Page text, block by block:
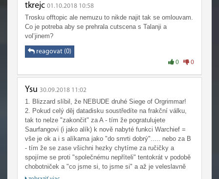
tkrejc 01.10.2018 10:58
Trosku offtopic ale nemuzu to nikde najit tak se omlouvam.
Co je potreba aby se prehrala cutscena s Talanji a
vol’jinem?
reagovat (0)
0 0
Ysu 30.09.2018 11:02
1. Blizzard slíbil, že NEBUDE druhé Siege of Orgrimmar!
2. Pokud celý děj datadisku soustředíte na frakční válku,
tak to nelze "zakončit" za A - tím že pogratulujete
Saurfangovi (i jako alík) k nově nabyté funkci Warchief =
vše je ok a i s alíkama jako "do smrti dobrý"..... nebo za B
- tím že se zase všichni hezky chytíme za ručičky a
spojíme se proti "společnému nepříteli" tentokrát v podobě
chobotniček a "co jsme si, to jsme si" a až je veleslavně
porazíme, tak si pošleme zase pár diplomaticky ošklivých